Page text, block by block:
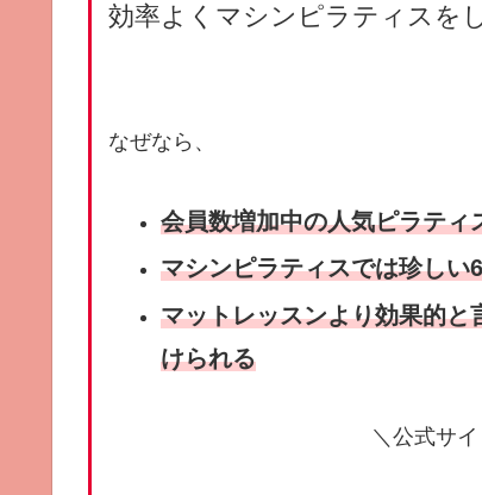
効率よくマシンピラティスを
なぜなら、
会員数増加中の人気ピラティ
マシンピラティスでは珍しい
マットレッスンより効果的と
けられる
＼公式サ